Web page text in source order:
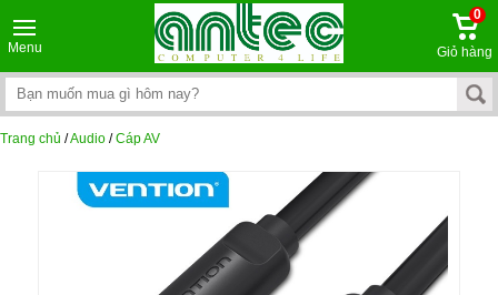
Menu
0
Giỏ hàng
Trang chủ /Audio /Cáp AV